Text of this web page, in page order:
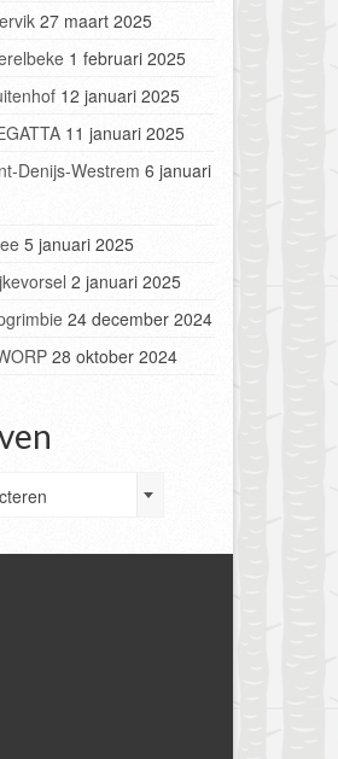
27 maart 2025
1 februari 2025
12 januari 2025
11 januari 2025
Denijs-Westrem 6 januari
5 januari 2025
2 januari 2025
24 december 2024
28 oktober 2024